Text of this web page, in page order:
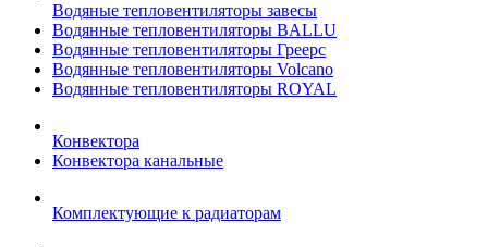
Водяные тепловентиляторы завесы
Водянные тепловентиляторы BALLU
Водянные тепловентиляторы Греерс
Водянные тепловентиляторы Volcano
Водянные тепловентиляторы ROYAL
Конвектора
Конвектора канальные
Комплектующие к радиаторам